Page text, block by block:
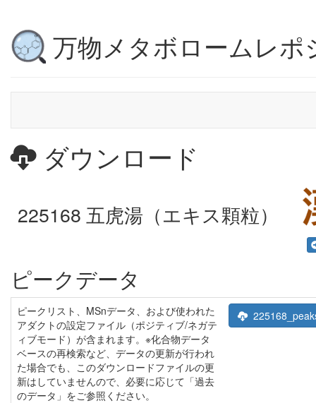
万物メタボロームレポ
ダウンロード
225168 五虎湯（エキス顆粒）
ピークデータ
ピークリスト、MSnデータ、および使われた
アダクトの設定ファイル（ポジティブ/ネガテ
ィブモード）が含まれます。※化合物データ
ベースの再検索など、データの更新が行われ
た場合でも、このダウンロードファイルの更
新はしていませんので、必要に応じて「過去
のデータ」をご参照ください。